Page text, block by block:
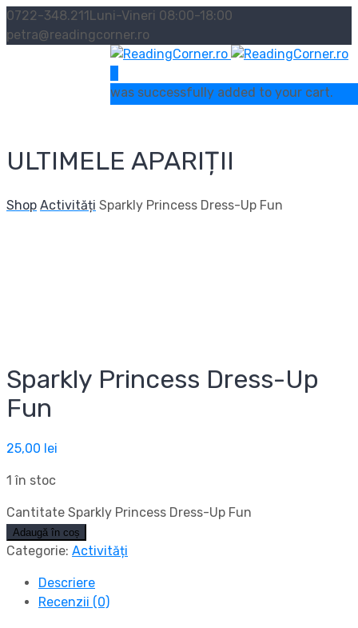
0722-348.211Luni-Vineri 08:00-18:00
petra@readingcorner.ro
was successfully added to your cart.
ULTIMELE APARIȚII
Shop Activități Sparkly Princess Dress-Up Fun
Sparkly Princess Dress-Up
Fun
25,00 lei
1 în stoc
Cantitate Sparkly Princess Dress-Up Fun
Adaugă în coș
Categorie: Activități
Descriere
Recenzii (0)